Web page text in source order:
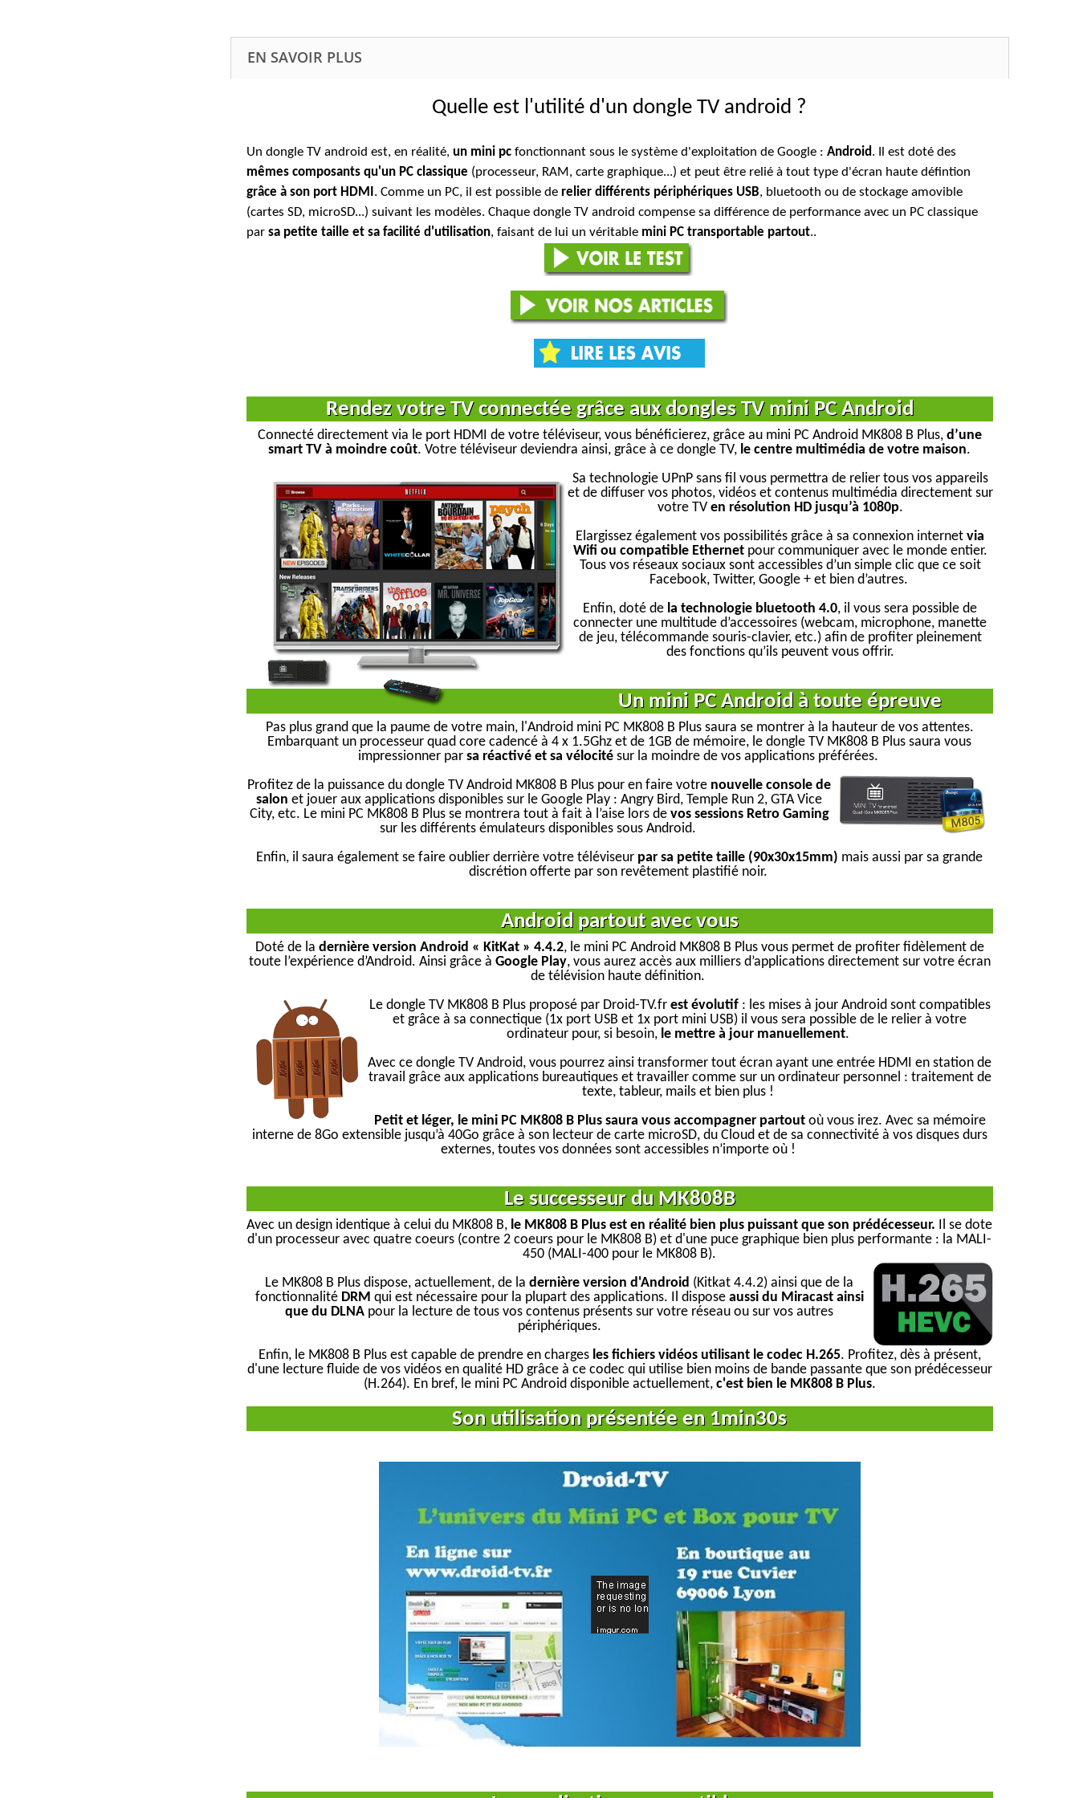
EN SAVOIR PLUS
Quelle est l'utilité d'un dongle TV android ?
Un dongle TV android est, en réalité, un mini pc fonctionnant sous le système d'exploitation de Google : Android. Il est doté des
mêmes composants qu'un PC classique (processeur, RAM, carte graphique...) et peut être relié à tout type d'écran haute défintion
grâce à son port HDMI . Comme un PC, il est possible de relier différents périphériques USB, bluetooth ou de stockage amovible
(cartes SD, microSD...) suivant les modèles. Chaque dongle TV android compense sa différence de performance avec un PC classique
par sa petite taille et sa facilité d'utilisation, faisant de lui un véritable mini PC transportable partout..
Rendez votre TV connectée grâce aux dongles TV mini PC Android
Connecté directement via le port HDMI de votre téléviseur, vous bénéficierez, grâce au mini PC Android MK808 B Plus, d’une
smart TV à moindre coût. Votre téléviseur deviendra ainsi, grâce à ce dongle TV, le centre multimédia de votre maison.
Sa technologie UPnP sans fil vous permettra de relier tous vos appareils
et de diffuser vos photos, vidéos et contenus multimédia directement sur
votre TV en résolution HD jusqu’à 1080p.
Elargissez également vos possibilités grâce à sa connexion internetvia
Wifi ou compatible Ethernetpour communiquer avec le monde entier.
Tous vos réseaux sociaux sont accessibles d’un simple clic que ce soit
Facebook, Twitter, Google + et bien d’autres.
Enfin, doté de la technologie bluetooth 4.0, il vous sera possible de
connecter une multitude d’accessoires (webcam, microphone, manette
de jeu, télécommande souris-clavier, etc.) afin de profiter pleinement
des fonctions qu’ils peuvent vous offrir.
Un mini PC Android à toute épreuve
Pas plus grand que la paume de votre main, l'Android mini PC MK808 B Plus saura se montrer à la hauteur de vos attentes.
Embarquant un processeur quad core cadencé à 4 x 1.5Ghz et de 1GB de mémoire, le dongle TV MK808 B Plus saura vous
impressionner parsa réactivé et sa vélocitésur la moindre de vos applications préférées.
Profitez de la puissance du dongle TV Android MK808 B Plus pour en faire votre nouvelle console de
salon et jouer aux applications disponibles sur le Google Play : Angry Bird, Temple Run 2, GTA Vice
City, etc. Le mini PC MK808 B Plus se montrera tout à fait à l’aise lors de vos sessions Retro Gaming
sur les différents émulateurs disponibles sous Android.
Enfin, il saura également se faire oublier derrière votre téléviseur par sa petite taille (90x30x15mm) mais aussi par sa grande
discrétion offerte par son revêtement plastifié noir.
Android partout avec vous
Doté de la dernière version Android « KitKat » 4.4.2, le mini PC Android MK808 B Plus vous permet de profiter fidèlement de
toute l’expérience d’Android. Ainsi grâce à Google Play, vous aurez accès aux milliers d’applications directement sur votre écran
de télévision haute définition.
Le dongle TV MK808 B Plus proposé par Droid-TV.frest évolutif : les mises à jour Android sont compatibles
et grâce à sa connectique (1x port USB et 1x port mini USB) il vous sera possible de le relier à votre
ordinateur pour, si besoin, le mettre à jour manuellement.
Avec ce dongle TV Android, vous pourrez ainsi transformer tout écran ayant une entrée HDMI en station de
travail grâce aux applications bureautiques et travailler comme sur un ordinateur personnel : traitement de
texte, tableur, mails et bien plus !
Petit et léger, le mini PC MK808 B Plus saura vous accompagner partoutoù vous irez. Avec sa mémoire
interne de 8Go extensible jusqu’à 40Go grâce à son lecteur de carte microSD, du Cloud et de sa connectivité à vos disques durs
externes, toutes vos données sont accessibles n’importe où !
Le successeur du MK808B
Avec un design identique à celui du MK808 B, le MK808 B Plus est en réalité bien plus puissant que son prédécesseur. Il se dote
d'un processeur avec quatre coeurs (contre 2 coeurs pour le MK808 B) et d'une puce graphique bien plus performante : la MALI-
450 (MALI-400 pour le MK808 B).
Le MK808 B Plus dispose, actuellement, de ladernière version d'Android (Kitkat 4.4.2) ainsi que de la
fonctionnalité DRM qui est nécessaire pour la plupart des applications. Il dispose aussi du Miracast ainsi
que du DLNA pour la lecture de tous vos contenus présents sur votre réseau ou sur vos autres
périphériques.
Enfin, le MK808 B Plus est capable de prendre en charges les fichiers vidéos utilisant le codec H.265. Profitez, dès à présent,
d'une lecture fluide de vos vidéos en qualité HD grâce à ce codec qui utilise bien moins de bande passante que son prédécesseur
(H.264). En bref, le mini PC Android disponible actuellement, c'est bien le MK808 B Plus.
Son utilisation présentée en 1min30s